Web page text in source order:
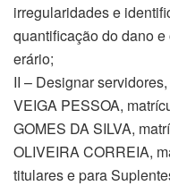
irregularidades e
quantificação do dano
erário;
II – Designar
VEIGA PESSOA,
GOMES DA SILVA,
OLIVEIRA CORREIA,
titulares e para